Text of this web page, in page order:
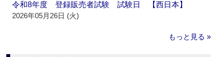
令和8年度 登録販売者試験 試験日 【西日本】
2026年05月26日 (火)
もっと見る »